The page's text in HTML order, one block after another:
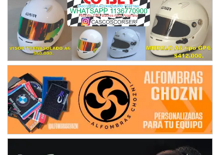
El Timbó (Tucumán)
COBERTURA ESPECIAL DE E-KART.COM.AR
08/09-AGO
IAME SERIES ARGENTINA 6
Ramiro Tot (Asfalto)
Baradero (Buenos Aires)
KDO - F6
Ciudad de Trenque Lauquen (Asfalto)
Trenque Lauquen (Buenos Aires)
ENTRERRIANO - F6 (POSTERGADA)
Parque de la Velocidad (Asfalto)
Villaguay (Entre Ríos)